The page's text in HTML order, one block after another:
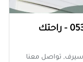
تركيب مكيفات تبوك 0538284312 - راحتك
تواصل معنا